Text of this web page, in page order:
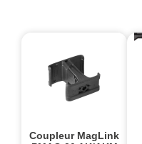
Coupleur MagLink